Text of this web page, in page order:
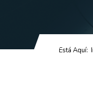
Está Aquí: